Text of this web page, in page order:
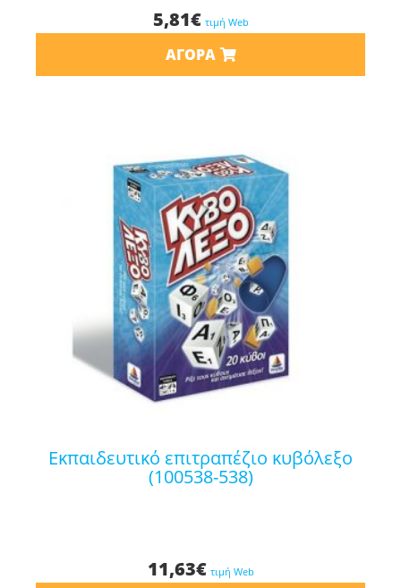
5,81€ τιμή Web
ΑΓΟΡΆ
εκπαιδευτικό επιτραπέζιο κυβόλεξο
(100538-538)
11,63€ τιμή Web